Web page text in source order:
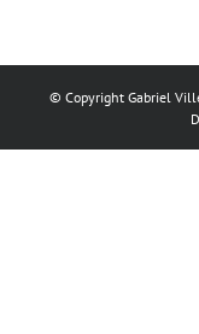
© Copyright Gabriel